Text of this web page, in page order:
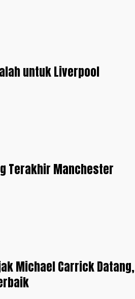
untuk Liverpool
Terakhir Manchester
Michael Carrick Datang,